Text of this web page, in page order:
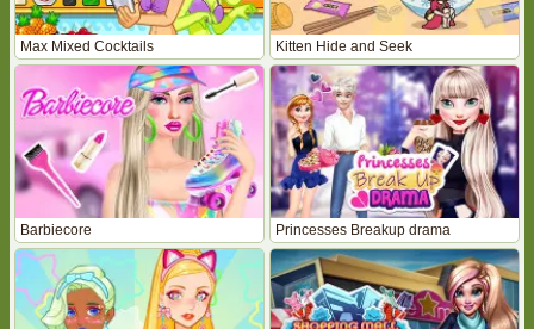
Max Mixed Cocktails Kitten Hide and Seek
Barbiecore Princesses Breakup drama